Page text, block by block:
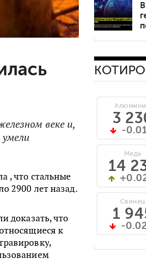
веке и,
, что стальные
2900 лет назад.
доказать, что
к
3
-
Медь
14
Свинец
1
-